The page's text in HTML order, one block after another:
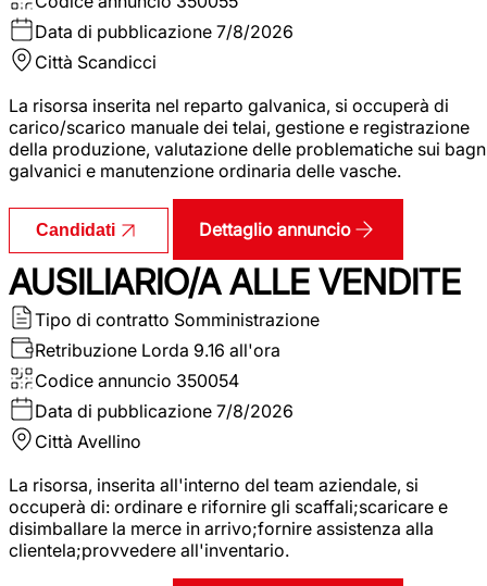
Data di pubblicazione 7/8/2026
Città Scandicci
La risorsa inserita nel reparto galvanica, si occuperà di
carico/scarico manuale dei telai, gestione e registrazione
della produzione, valutazione delle problematiche sui
galvanici e manutenzione ordinaria delle vasche.
Candidati Dettaglio annuncio
AUSILIARIO/A ALLE VENDITE
Tipo di contratto Somministrazione
Retribuzione Lorda 9.16 all'ora
Codice annuncio 350054
Data di pubblicazione 7/8/2026
Città Avellino
La risorsa, inserita all'interno del team aziendale, si
occuperà di: ordinare e rifornire gli scaffali;scaricare e
disimballare la merce in arrivo;fornire assistenza alla
clientela;provvedere all'inventario.